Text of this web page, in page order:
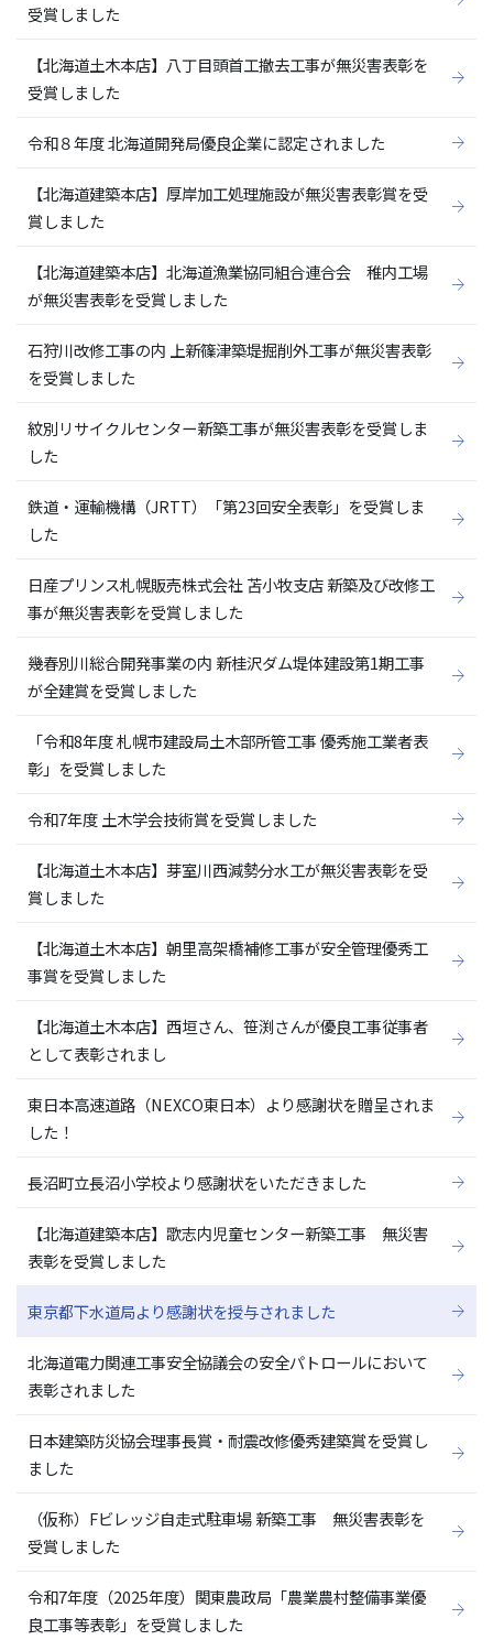
受賞しました
【北海道土木本店】八丁目頭首工撤去工事が無災害表彰を
受賞しました
令和８年度 北海道開発局優良企業に認定されました
【北海道建築本店】厚岸加工処理施設が無災害表彰賞を受
賞しました
【北海道建築本店】北海道漁業協同組合連合会 稚内工場
が無災害表彰を受賞しました
石狩川改修工事の内 上新篠津築堤掘削外工事が無災害表彰
を受賞しました
紋別リサイクルセンター新築工事が無災害表彰を受賞しま
した
鉄道・運輸機構（JRTT）「第23回安全表彰」を受賞しま
した
日産プリンス札幌販売株式会社 苫小牧支店 新築及び改修工
事が無災害表彰を受賞しました
幾春別川総合開発事業の内 新桂沢ダム堤体建設第1期工事
が全建賞を受賞しました
「令和8年度 札幌市建設局土木部所管工事 優秀施工業者表
彰」を受賞しました
令和7年度 土木学会技術賞を受賞しました
【北海道土木本店】芽室川西減勢分水工が無災害表彰を受
賞しました
【北海道土木本店】朝里高架橋補修工事が安全管理優秀工
事賞を受賞しました
【北海道土木本店】西垣さん、笹渕さんが優良工事従事者
として表彰されまし
東日本高速道路（NEXCO東日本）より感謝状を贈呈されま
した！
長沼町立長沼小学校より感謝状をいただきました
【北海道建築本店】歌志内児童センター新築工事 無災害
表彰を受賞しました
東京都下水道局より感謝状を授与されました
北海道電力関連工事安全協議会の安全パトロールにおいて
表彰されました
日本建築防災協会理事長賞・耐震改修優秀建築賞を受賞し
ました
（仮称）Fビレッジ自走式駐車場 新築工事 無災害表彰を
受賞しました
令和7年度（2025年度）関東農政局「農業農村整備事業優
良工事等表彰」を受賞しました